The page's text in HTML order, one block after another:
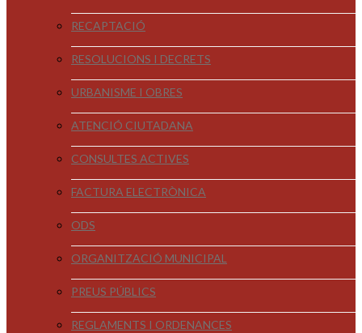
RECAPTACIÓ
RESOLUCIONS I DECRETS
URBANISME I OBRES
ATENCIÓ CIUTADANA
CONSULTES ACTIVES
FACTURA ELECTRÒNICA
ODS
ORGANITZACIÓ MUNICIPAL
PREUS PÚBLICS
REGLAMENTS I ORDENANCES